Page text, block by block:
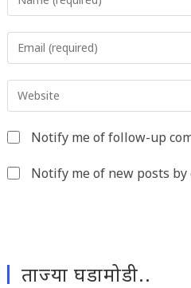
your
username
to
comment
your
address
toyour
URL
Notify me of follow-up
Notify me of new posts by
ताज्या घडामोडी..